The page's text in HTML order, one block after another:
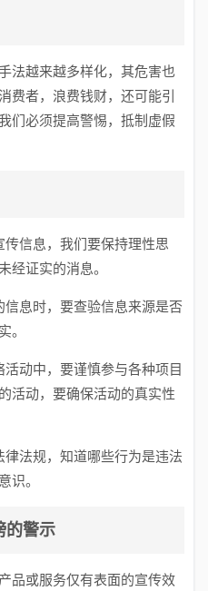
法越来越多样化，其危害也
费者，浪费钱财，还可能引
们必须提高警惕，抵制虚假
信息，我们要保持理性思
经证实的消息。
息时，要查验信息来源是否
。
动中，要谨慎参与各种项目
活动，要确保活动的真实性
法规，知道哪些行为是违法
识。
的警示
品或服务仅有表面的宣传效